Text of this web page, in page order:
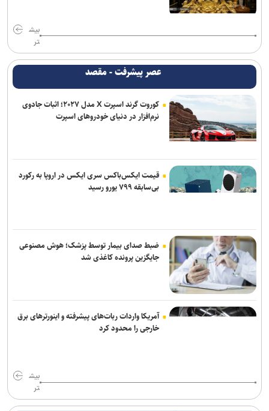
بیش
تر
عصر پیشرفت - مقصد
کوروت گرند اسپرت X مدل ۲۰۲۷؛ اثبات جادوی
نرم‌افزار در دنیای خودروهای اسپرت
قیمت ایکس‌باکس سری ایکس در اروپا به رکورد
بی‌سابقه ۷۹۹ یورو رسید
ضبط صدای بیمار توسط پزشک؛ هوش مصنوعی
جایگزین پرونده کاغذی شد
آمریکا واردات ربات‌های پیشرفته و اینورترهای برق
خارجی را محدود کرد
بیش
تر